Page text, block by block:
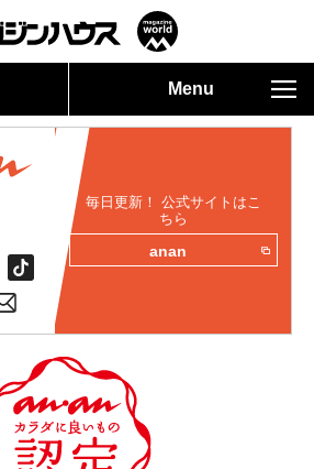
Menu
毎日更新！ 公式サイトはこ
ちら
anan